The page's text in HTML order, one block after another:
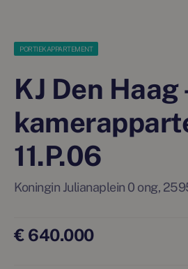
PORTIEKAPPARTEMENT
KJ Den Haag
11.P.06
Koningin Julianaplein 0 ong,
€ 640.000